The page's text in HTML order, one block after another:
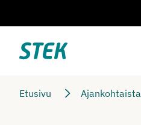
suoraan
sisältöön
Stek
Etusivu Ajankohtaista